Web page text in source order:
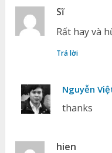
Sĩ
Rất hay và
Trả lời
Nguyễn
thanks
hien